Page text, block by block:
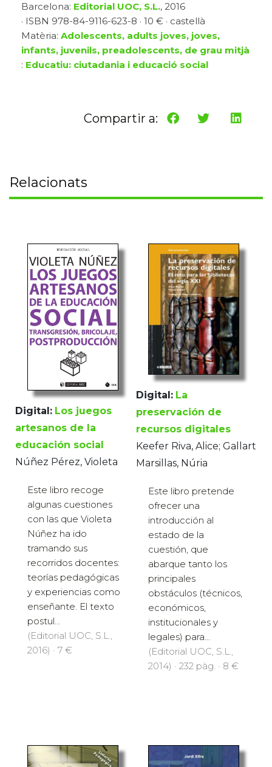
Barcelona: Editorial UOC, S.L., 2016
· ISBN 978-84-9116-623-8 · 10 € · castellà
Matèria: Adolescents, adults joves, joves,
infants, juvenils, preadolescents, de grau mitjà
: Educatiu: ciutadania i educació social
Compartir a:
Relacionats
Digital: Los juegos
artesanos de la
educación social
Núñez Pérez, Violeta
Este libro recoge
algunas cuestiones
con las que Violeta
Núñez ha ido
tramando sus
recorridos docentes:
teorías pedagógicas
y experiencias como
enseñante. El texto
postul...
(Editorial UOC, S.L.,
2016) · 7 €
Digital: La
preservación de
recursos digitales
Keefer Riva, Alice; Gallart
Marsillas, Núria
Este libro pretende
ofrecer una
introducción al
estado de la
cuestión, que
abarque tanto los
principales
obstáculos (técnicos,
económicos,
institucionales y
legales) para...
(Editorial UOC, S.L.,
2014) · 232 pàg. · 8 €